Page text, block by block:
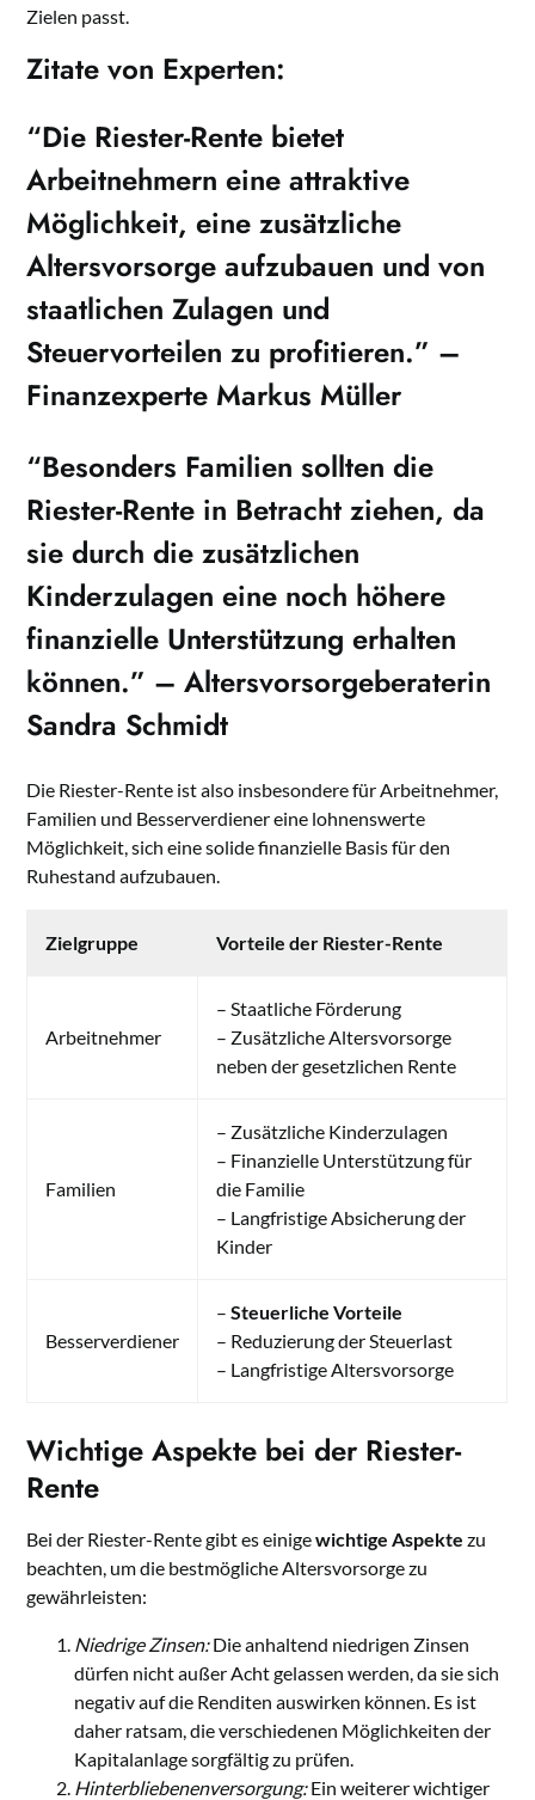
Zielen passt.
Zitate von Experten:
“Die Riester-Rente bietet
Arbeitnehmern eine attraktive
Möglichkeit, eine zusätzliche
Altersvorsorge aufzubauen und von
staatlichen Zulagen und
Steuervorteilen zu profitieren.” –
Finanzexperte Markus Müller
“Besonders Familien sollten die
Riester-Rente in Betracht ziehen, da
sie durch die zusätzlichen
Kinderzulagen eine noch höhere
finanzielle Unterstützung erhalten
können.” – Altersvorsorgeberaterin
Sandra Schmidt
Die Riester-Rente ist also insbesondere für Arbeitnehmer,
Familien und Besserverdiener eine lohnenswerte
Möglichkeit, sich eine solide finanzielle Basis für den
Ruhestand aufzubauen.
Zielgruppe Vorteile der Riester-Rente
Arbeitnehmer
– Staatliche Förderung
– Zusätzliche Altersvorsorge
neben der gesetzlichen Rente
Familien
– Zusätzliche Kinderzulagen
– Finanzielle Unterstützung für
die Familie
– Langfristige Absicherung der
Kinder
Besserverdiener
–Steuerliche Vorteile
– Reduzierung der Steuerlast
– Langfristige Altersvorsorge
Wichtige Aspekte bei der Riester-
Rente
Bei der Riester-Rente gibt es einigewichtige Aspekte zu
beachten, um die bestmögliche Altersvorsorge zu
gewährleisten:
Niedrige Zinsen:Die anhaltend niedrigen Zinsen
dürfen nicht außer Acht gelassen werden, da sie sich
negativ auf die Renditen auswirken können. Es ist
daher ratsam, die verschiedenen Möglichkeiten der
Kapitalanlage sorgfältig zu prüfen.
Hinterbliebenenversorgung:Ein weiterer wichtiger